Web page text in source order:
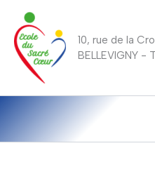
contenu
10, rue de la
BELLEVIGNY -